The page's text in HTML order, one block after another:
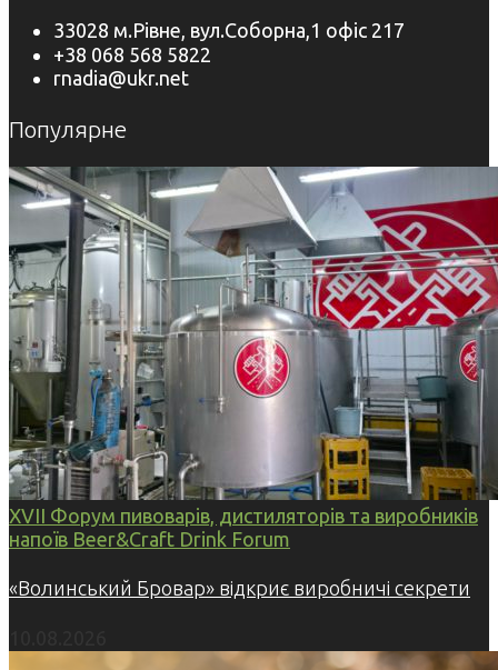
33028 м.Рівне, вул.Соборна,1 офіс 217
+38 068 568 5822
rnadia@ukr.net
Популярне
XVII Форум пивоварів, дистиляторів та виробників
напоїв Beer&Craft Drink Forum
«Волинський Бровар» відкриє виробничі секрети